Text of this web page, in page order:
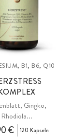
B1, B6, Q10
Gingko,
Rhodiola...
€
120 Kapseln